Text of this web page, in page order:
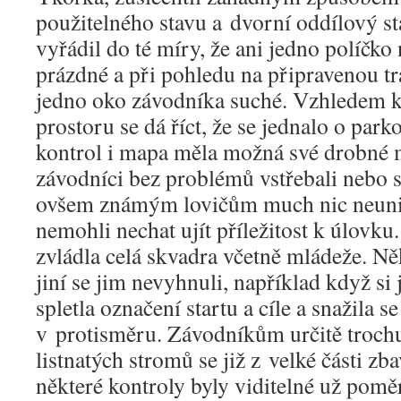
použitelného stavu a dvorní oddílový
vyřádil do té míry, že ani jedno políčko
prázdné a při pohledu na připravenou
jedno oko závodníka suché. Vzhledem
prostoru se dá říct, že se jednalo o
kontrol i mapa měla možná své drobné
závodníci bez problémů vstřebali nebo
ovšem známým lovičům much nic
nemohli nechat ujít příležitost k úlovku.
zvládla celá skvadra včetně mládeže.
jiní se jim nevyhnuli, například když si
spletla označení startu a cíle a snažila
v protisměru. Závodníkům určitě
listnatých stromů se již z velké části
některé kontroly byly viditelné už